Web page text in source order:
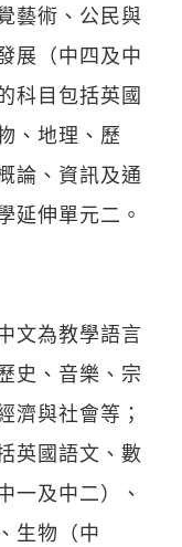
藝術、公民與
展（中四及中
科目包括英國
、地理、歷
論、資訊及通
延伸單元二。
文為教學語言
史、音樂、宗
濟與社會等；
英國語文、數
一及中二）、
生物（中